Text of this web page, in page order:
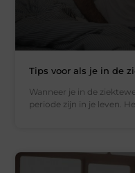
Tips voor als je in de
Wanneer je in de
periode zijn in je leven.